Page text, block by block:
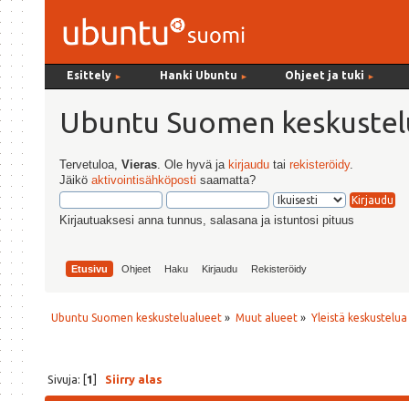
Esittely ► Hanki Ubuntu ► Ohjeet ja tuki ►
Ubuntu Suomen
Tervetuloa,Vieras . Ole hyvä ja kirjaudu tairekisteröidy.
Jäiköaktivointisähköposti saamatta?
Kirjautuaksesi anna tunnus, salasana ja istuntosi pituus
Etusivu Ohjeet Haku Kirjaudu Rekisteröidy
Ubuntu Suomen keskustelualueet » Muut alueet» Yleistä keskustelua
Sivuja: [1] Siirry alas